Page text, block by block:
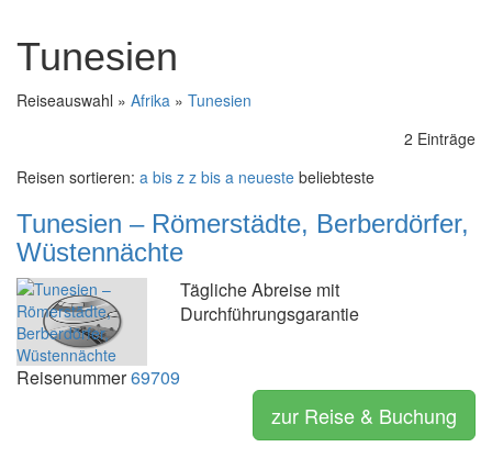
Tunesien
Reiseauswahl » Afrika » Tunesien
2 Einträge
Reisen sortieren: a bis z z bis a neueste beliebteste
Tunesien – Römerstädte, Berberdörfer,
Wüstennächte
Tägliche Abreise mit
Durchführungsgarantie
Reisenummer69709
zur Reise & Buchung